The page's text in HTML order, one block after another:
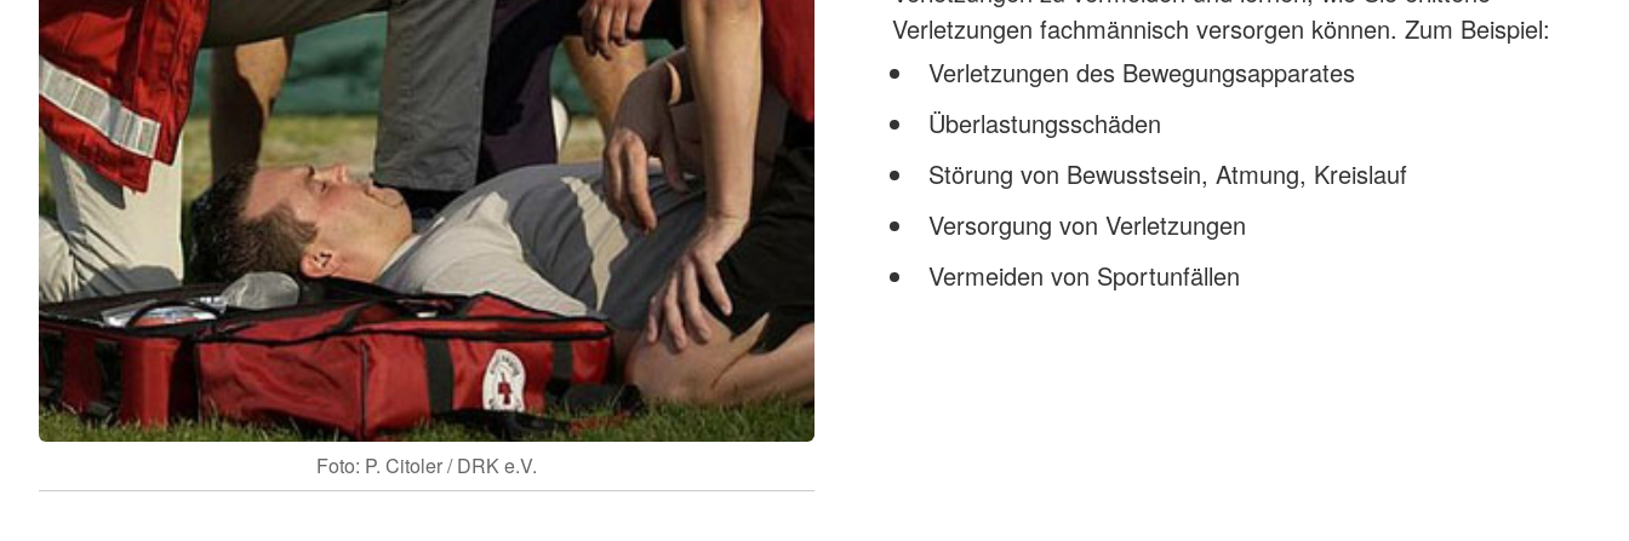
Foto: P. Citoler / DRK e.V.
Verletzungen fachmännisch versorgen können. Zum Beispiel:
Verletzungen des Bewegungsapparates
Überlastungsschäden
Störung von Bewusstsein, Atmung, Kreislauf
Versorgung von Verletzungen
Vermeiden von Sportunfällen